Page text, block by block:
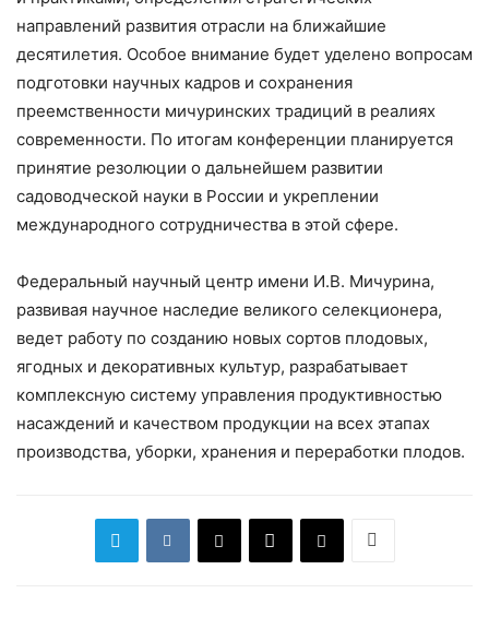
направлений развития отрасли на ближайшие
десятилетия. Особое внимание будет уделено вопросам
подготовки научных кадров и сохранения
преемственности мичуринских традиций в реалиях
современности. По итогам конференции планируется
принятие резолюции о дальнейшем развитии
садоводческой науки в России и укреплении
международного сотрудничества в этой сфере.
Федеральный научный центр имени И.В. Мичурина,
развивая научное наследие великого селекционера,
ведет работу по созданию новых сортов плодовых,
ягодных и декоративных культур, разрабатывает
комплексную систему управления продуктивностью
насаждений и качеством продукции на всех этапах
производства, уборки, хранения и переработки плодов.